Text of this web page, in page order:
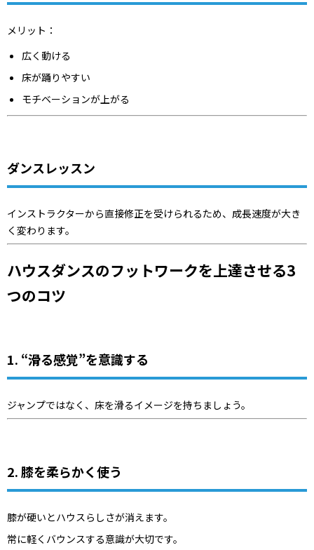
メリット：
広く動ける
床が踊りやすい
モチベーションが上がる
ダンスレッスン
インストラクターから直接修正を受けられるため、成長速度が大き
く変わります。
ハウスダンスのフットワークを上達させる3
つのコツ
1. “滑る感覚”を意識する
ジャンプではなく、床を滑るイメージを持ちましょう。
2. 膝を柔らかく使う
膝が硬いとハウスらしさが消えます。
常に軽くバウンスする意識が大切です。